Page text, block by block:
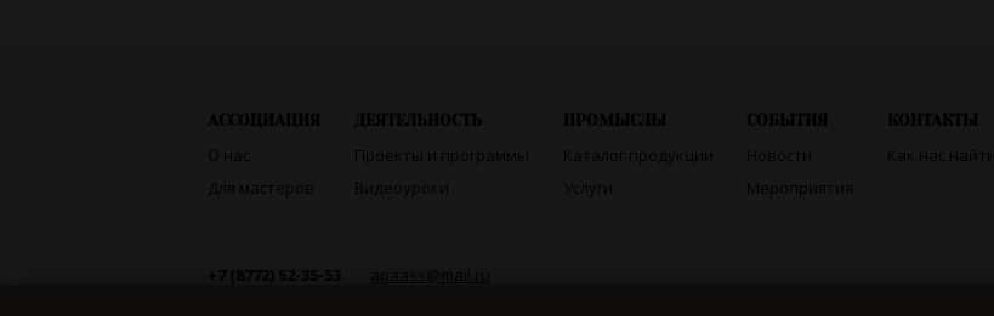
АССОЦИАЦИЯ
О нас
Для мастеров
ДЕЯТЕЛЬНОСТЬ
Проекты и программы
Видеоуроки
ПРОМЫСЛЫ
Каталог продукции
Услуги
СОБЫТИЯ
Новости
Мероприятия
КОНТАКТЫ
Как нас найти